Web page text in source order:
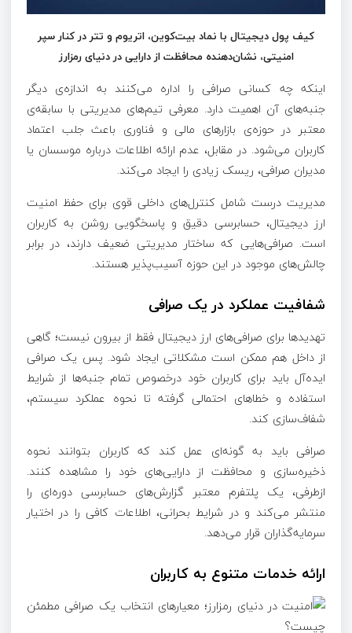
کیف پول دیجیتال با نماد بیت‌کوین، اتریوم و تتر در کنار سپر
امنیتی، نشان‌دهنده محافظت از دارایی در دنیای رمزارز
اینکه چه کسانی صرافی را اداره می‌کنند به اندازه‌ی دیگر
جنبه‌های آن اهمیت دارد. معرفی تیم‌های مدیریتی با سابقه‌ی
معتبر در حوزه‌ی بازارهای مالی و فناوری باعث جلب اعتماد
کاربران می‌شود. در مقابل، عدم ارائه اطلاعات درباره موسسان یا
مدیران صرافی، ریسک زیادی را ایجاد می‌کند.
مدیریت درست شامل کنترل‌های داخلی قوی برای حفظ امنیت
ارز دیجیتال، حسابرسی دقیق و پاسخگویی روشن به کاربران
است. صرافی‌هایی که ساختار مدیریتی ضعیف دارند، در برابر
چالش‌های موجود در این حوزه آسیب‌پذیر هستند.
شفافیت عملکرد در یک صرافی
تهدیدها برای صرافی‌های ارز دیجیتال فقط از بیرون نیست؛ گاهی
از داخل هم ممکن است مشکلاتی ایجاد شود. پس یک صرافی
ایده‌آل باید برای کاربران خود درخصوص تمام جنبه‌ها از شرایط
استفاده و خطاهای احتمالی گرفته تا نحوه عملکرد سیستم،
شفاف‌سازی کند.
صرافی باید به گونه‌ای عمل کند که کاربران بتوانند نحوه
ذخیره‌سازی و محافظت از دارایی‌های خود را مشاهده کنند.
ازطرفی، یک پلتفرم معتبر گزارش‌های حسابرسی دوره‌ای را
منتشر می‌کند و در شرایط بحرانی، اطلاعات کافی را در اختیار
سرمایه‌گذاران قرار می‌دهد.
ارائه خدمات متنوع به کاربران